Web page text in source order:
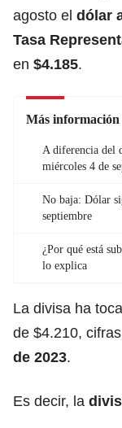
agosto el dólar
Tasa
en $4.185.
Más información
A diferencia del
miércoles 4 de
No baja: Dólar
septiembre
¿Por qué está
lo explica
La divisa ha
de $4.210,
de 2023.
Es decir, la